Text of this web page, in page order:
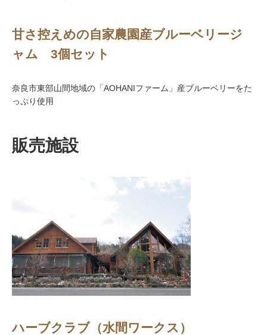
甘さ控えめの自家農園産ブルーベリージ
ャム 3個セット
奈良市東部山間地域の「AOHANIファーム」産ブルーベリーをた
っぷり使用
販売施設
ハーブクラブ（水間ワークス）